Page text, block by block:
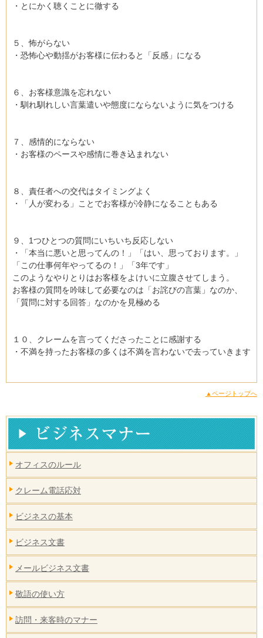
・とにかく聴くことに徹する
５、怖がらない
・恐怖心や動揺がお客様に伝わると「反感」になる
６、お客様意識を忘れない
・馴れ馴れしい言葉遣いや態度にならないように気をつける
７、感情的にならない
・お客様のペースや感情に巻き込まれない
８、責任者への交代はタイミングよく
・「人が変わる」ことでお客様が冷静になることもある
９、1つひとつの質問にいちいち反応しない
・「本当に悪いと思ってんの！」「はい、思っております。」
「この仕事何年やってるの！」「3年です」
このようなやりとりはお客様をよけいに立腹させてしまう。
お客様の質問を吟味して必要なのは「お詫びの言葉」なのか、
「質問に対する回答」なのかを見極める
１０、クレームを言ってくださったことに感謝する
・不満を持ったお客様の多くは不満を言わないで去っていきます
▲ページトップへ
オフィスのルール
クレーム電話応対
ビジネスの基本
ビジネス文書
メールビジネス文書
敬語の使い方
訪問・来客時のマナー